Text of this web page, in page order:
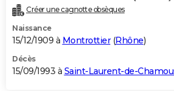
Créer une cagnotte obsèques
Naissance
15/12/1909 à Montrottier(Rhône)
Décès
15/09/1993 à Saint-Laurent-de-